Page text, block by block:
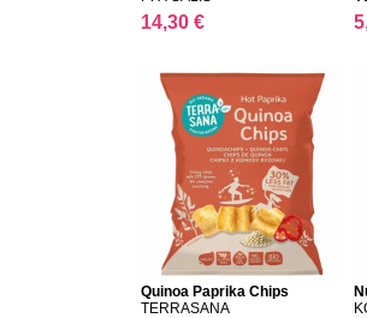
14,30 €
Quinoa Paprika Chips
TERRASANA